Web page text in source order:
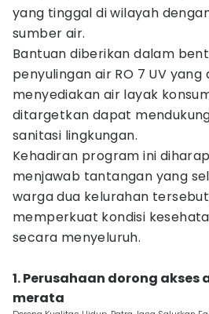
yang tinggal di wilayah
sumber air.
Bantuan diberikan dalam
penyulingan air RO 7 UV
menyediakan air layak
ditargetkan dapat
sanitasi lingkungan.
Kehadiran program ini
menjawab tantangan yang
warga dua kelurahan
memperkuat kondisi
secara menyeluruh.
1. Perusahaan dorong akses
merata